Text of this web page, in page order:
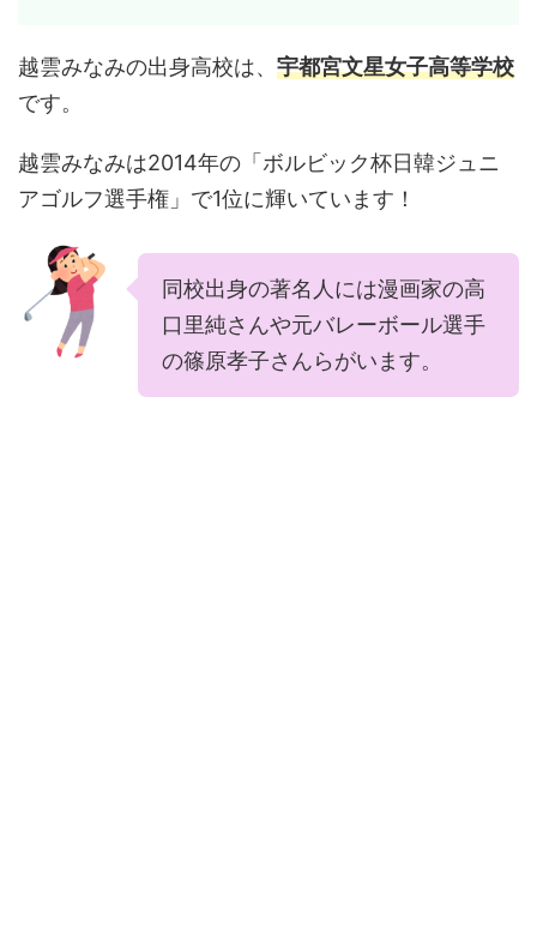
越雲みなみの出身高校は、 宇都宮文星女子高等学校
です。
越雲みなみは2014年の「ボルビック杯日韓ジュニ
アゴルフ選手権」で1位に輝いています！
同校出身の著名人には漫画家の高
口里純さんや元バレーボール選手
の篠原孝子さんらがいます。